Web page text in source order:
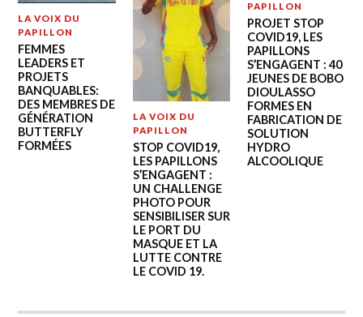
LA VOIX DU
PAPILLON
FEMMES
LEADERS ET
PROJETS
BANQUABLES:
DES MEMBRES DE
GÉNÉRATION
BUTTERFLY
FORMÉES
LA VOIX DU
PAPILLON
STOP COVID19,
LES PAPILLONS
S’ENGAGENT :
UN CHALLENGE
PHOTO POUR
SENSIBILISER SUR
LE PORT DU
MASQUE ET LA
LUTTE CONTRE
LE COVID 19.
PAPILLON
PROJET STOP
COVID19, LES
PAPILLONS
S’ENGAGENT : 40
JEUNES DE BOBO
DIOULASSO
FORMES EN
FABRICATION DE
SOLUTION
HYDRO
ALCOOLIQUE